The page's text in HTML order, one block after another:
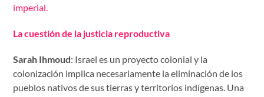
imperial.
La cuestión de la justicia reproductiva
Sarah Ihmoud: Israel es un proyecto colonial y la
colonización implica necesariamente la eliminación de los
pueblos nativos de sus tierras y territorios indígenas. Una